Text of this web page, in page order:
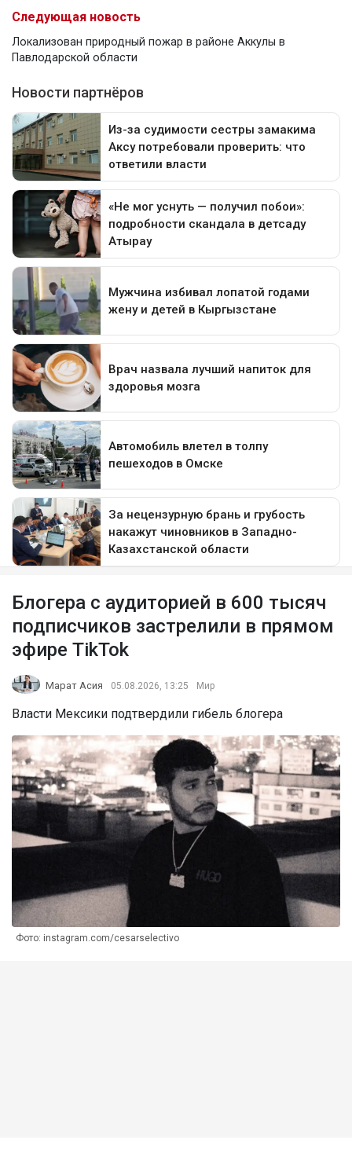
Следующая новость
Локализован природный пожар в районе Аккулы в
Павлодарской области
Блогера с аудиторией в 600 тысяч
подписчиков застрелили в прямом
эфире TikTok
Марат Асия 05.08.2026, 13:25 Мир
Власти Мексики подтвердили гибель блогера
Фото: instagram.com/cesarselectivo